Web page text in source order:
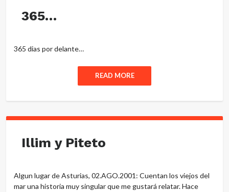
365…
365 dias por delante…
READ MORE
Illim y Piteto
Algun lugar de Asturias, 02.AGO.2001: Cuentan los viejos del
mar una historia muy singular que me gustará relatar. Hace